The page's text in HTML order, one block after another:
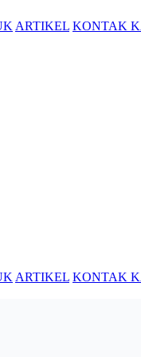
ARTIKEL KONTAK
ARTIKEL KONTAK